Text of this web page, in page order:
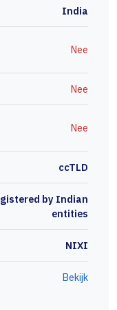
India
Nee
Nee
Nee
ccTLD
by Indian
entities
NIXI
Bekijk